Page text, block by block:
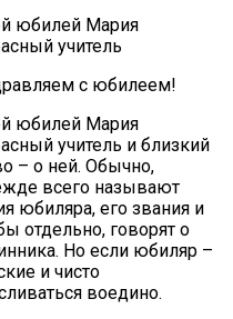
юбилей Мария
учитель
с юбилеем!
юбилей Мария
учитель и близкий
– о ней. Обычно,
всего называют
юбиляра, его звания и
отдельно, говорят о
Но если юбиляр –
и чисто
воедино.